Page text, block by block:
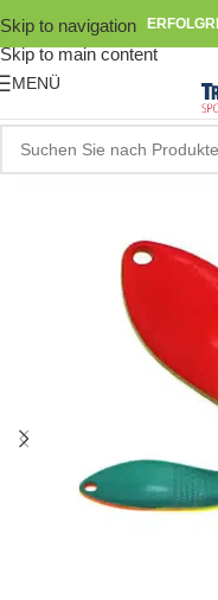
Skip to navigation
Skip to main content
MENÜ